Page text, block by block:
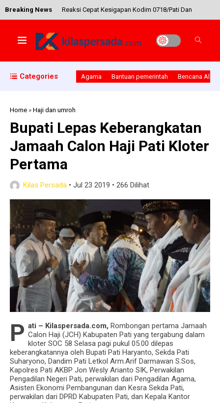
Breaking News Reaksi Cepat Kesigapan Kodim 0718/Pati Dan
Pembela Rohingya Ke Jakarta
0718/Pati Ikut Susun Program Kegiatan
Pendukung TMMD Reguler Yang Ke 101 Tahun
2018
DPRD Tuban Study Banding Ke Pati Terkait
Pengelolaan Dana CSR
Peresmian Balai Latihan Kerja Ponpes, Pemkab
Pati Siap Dampingi Pelatihan Santri
Inilah Cara Efektif Untuk Tangkis Virus Corona
Categories Agama Bantuan pemerintah Bencana Alam
Home »Haji dan umroh
Bupati Lepas Keberangkatan
Jamaah Calon Haji Pati Kloter
Pertama
Kilas Persada • Jul 23 2019 • 266 Dilihat
P ati – Kilaspersada.com, Rombongan pertama Jamaah
Calon Haji (JCH) Kabupaten Pati yang tergabung dalam
kloter SOC 58 Selasa pagi pukul 05.00 dilepas
keberangkatannya oleh Bupati Pati Haryanto, Sekda Pati
Suharyono, Dandim Pati Letkol Arm.Arif Darmawan S.Sos,
Kapolres Pati AKBP Jon Wesly Arianto SIK, Perwakilan
Pengadilan Negeri Pati, perwakilan dari Pengadilan Agama,
Asisten Ekonomi Pembangunan dan Kesra Sekda Pati,
perwakilan dari DPRD Kabupaten Pati, dan Kepala Kantor